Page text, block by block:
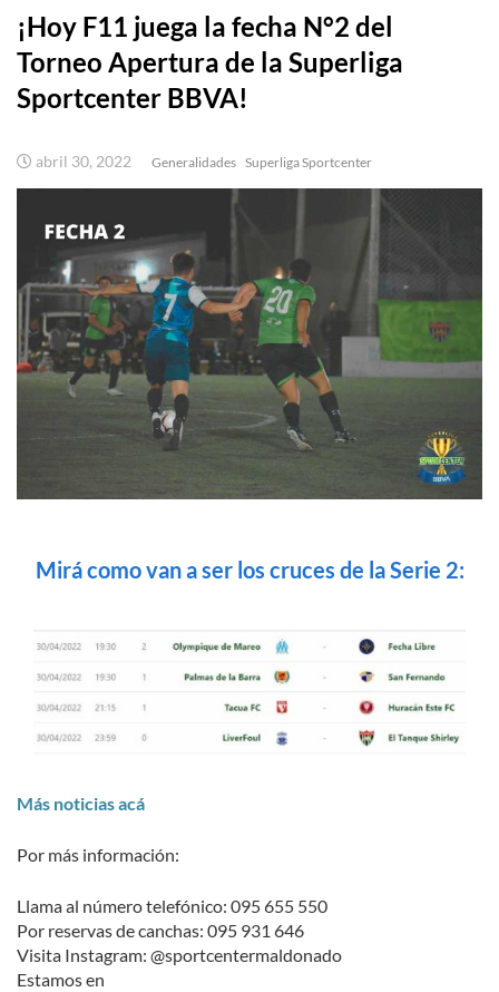
¡Hoy F11 juega la fecha N°2 del
Torneo Apertura de la Superliga
Sportcenter BBVA!
abril 30, 2022 Generalidades Superliga Sportcenter
Mirá como van a ser los cruces de la Serie 2:
Más noticias acá
Por más información:
Llama al número telefónico: 095 655 550
Por reservas de canchas: 095 931 646
Visita Instagram: @sportcentermaldonado
Estamos en